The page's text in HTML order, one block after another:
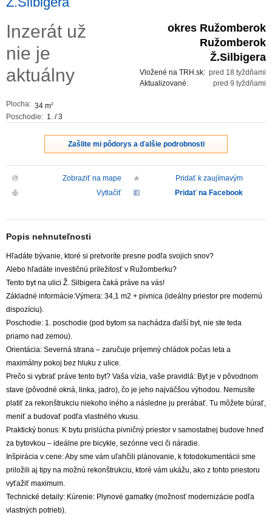
REKLAMA
PARTNERI
Inzerát už
nie je
aktuálny
Plocha: 34 m2
Poschodie: 1. / 3
okres Ružomberok
Ružomberok
Ž.Silbigera
pred 18 tyždňami
Vložené na TRH.sk:
pred 9 tyždňami
Aktualizované:
Zašlite mi pôdorys a ďalšie podrobnosti
Zobraziť na mape
Pridať k zaujímavým
Vytlačiť
Pridať na Facebook
Popis nehnuteľnosti
Hľadáte bývanie, ktoré si pretvoríte presne podľa svojich snov?
Alebo hľadáte investičnú príležitosť v Ružomberku?
Tento byt na ulici Ž. Silbigera čaká práve na vás!
Základné informácie:Výmera: 34,1 m2 + pivnica (ideálny priestor pre modernú
dispozíciu).
Poschodie: 1. poschodie (pod bytom sa nachádza ďalší byt, nie ste teda
priamo nad zemou).
Orientácia: Severná strana – zaručuje príjemný chládok počas leta a
maximálny pokoj bez hluku z ulice.
Prečo si vybrať práve tento byt? Vaša vízia, vaše pravidlá: Byt je v pôvodnom
stave (pôvodné okná, linka, jadro), čo je jeho najväčšou výhodou. Nemusíte
platiť za rekonštrukciu niekoho iného a následne ju prerábať. Tu môžete búrať,
meniť a budovať podľa vlastného vkusu.
Praktický bonus: K bytu prislúcha pivničný priestor v samostatnej budove hneď
za bytovkou – ideálne pre bicykle, sezónne veci či náradie.
Inšpirácia v cene: Aby sme vám uľahčili plánovanie, k fotodokumentácii sme
priložili aj tipy na možnú rekonštrukciu, ktoré vám ukážu, ako z tohto priestoru
vyťažiť maximum.
Technické detaily: Kúrenie: Plynové gamatky (možnosť modernizácie podľa
vlastných potrieb).